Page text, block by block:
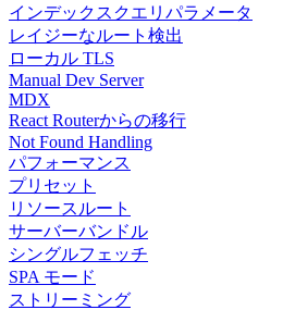
インデックスクエリパラメータ
レイジーなルート検出
ローカル TLS
Manual Dev Server
MDX
React Routerからの移行
Not Found Handling
パフォーマンス
プリセット
リソースルート
サーバーバンドル
シングルフェッチ
SPA モード
ストリーミング